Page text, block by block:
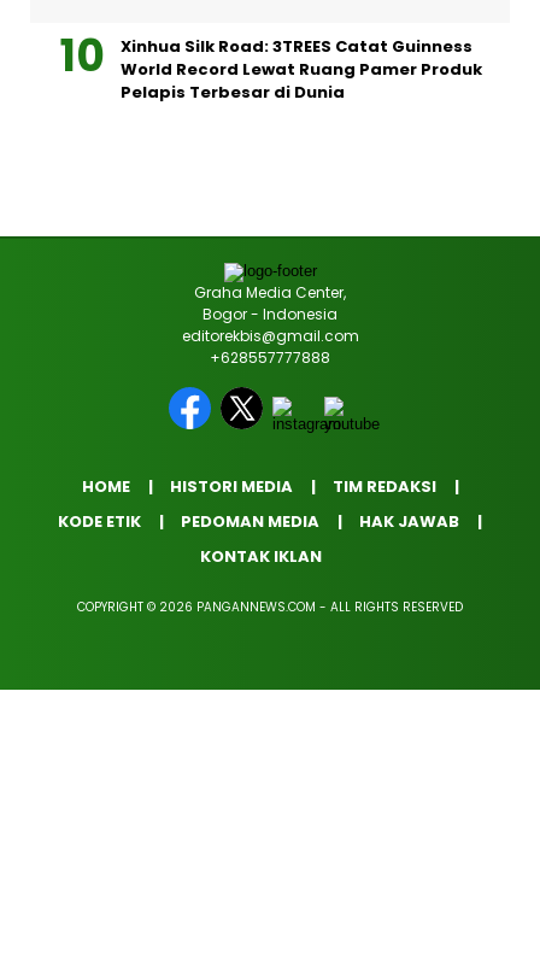
Xinhua Silk Road: 3TREES Catat Guinness
World Record Lewat Ruang Pamer Produk
Pelapis Terbesar di Dunia
Graha Media Center,
Bogor - Indonesia
editorekbis@gmail.com
+628557777888
HOME HISTORI MEDIA
TIM REDAKSI
KODE ETIK
PEDOMAN MEDIA
HAK JAWAB
KONTAK IKLAN
COPYRIGHT © 2026 PANGANNEWS.COM - ALL RIGHTS RESERVED